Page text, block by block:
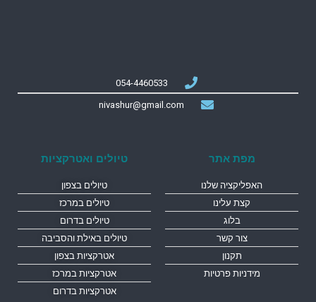
054-4460533
nivashur@gmail.com
מפת אתר
האפליקציה שלנו
קצת עלינו
בלוג
צור קשר
תקנון
מידניות פרטיות
טיולים ואטרקציות
טיולים בצפון
טיולים במרכז
טיולים בדרום
טיולים באילת והסביבה
אטרקציות בצפון
אטרקציות במרכז
אטרקציות בדרום